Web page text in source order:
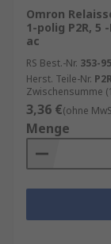
Omron
1-polig P2R,
ac
RS Best.-Nr. 353-
Herst. Teile-Nr.
Zwischensumme
3,36 €(ohne
Menge